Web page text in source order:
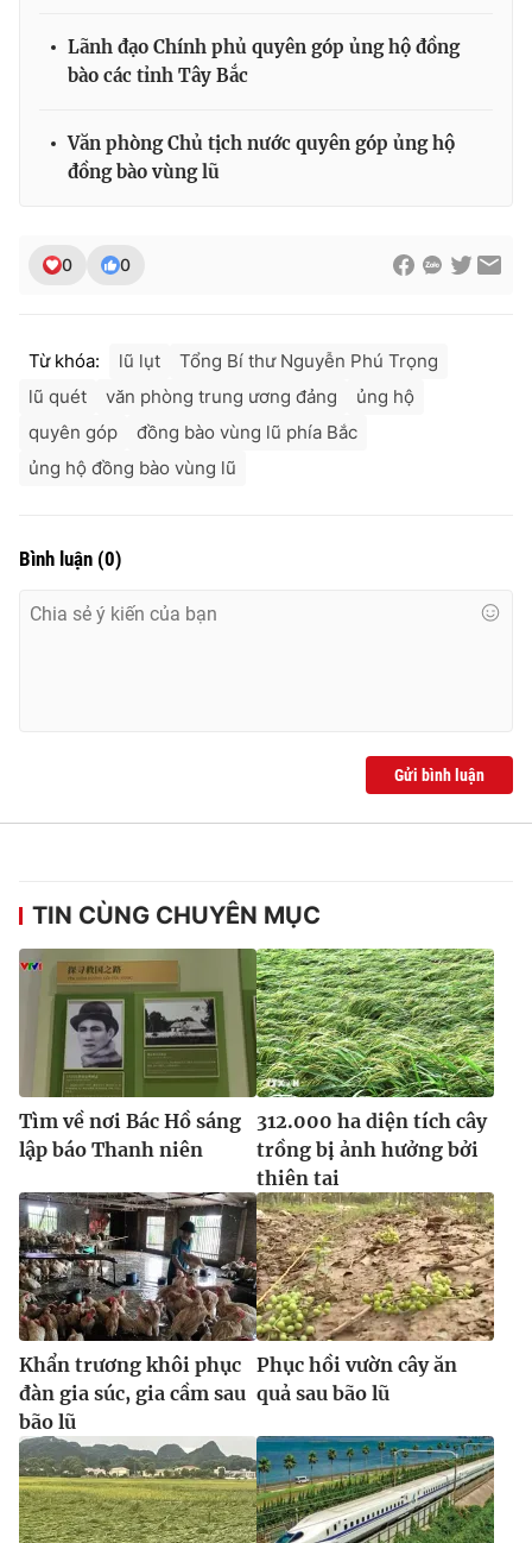
Giấy phép hoạt động báo in và báo điện tử số 483/GP-BTTTT
cấp ngày 29/12/2023
Tổng Biên tập:
Vũ Thanh Thủy
Phó Tổng Biên tập:
Nguyễn Trọng Ninh
Liên hệ quảng cáo:024-7300.7108
® Cấm sao chép dưới mọi hình thức nếu không có sự chấp
thuận bằng văn bản. Ghi rõ nguồn VTV.vn khi phát hành lại
thông tin từ website này.
Lãnh đạo Chính phủ quyên góp ủng hộ đồng
bào các tỉnh Tây Bắc
Văn phòng Chủ tịch nước quyên góp ủng hộ
đồng bào vùng lũ
0 0
Từ khóa: lũ lụt
Tổng Bí thư Nguyễn Phú Trọng
lũ quét
văn phòng trung ương đảng
ủng hộ
quyên góp
đồng bào vùng lũ phía Bắc
ủng hộ đồng bào vùng lũ
Bình luận (0)
Gửi bình luận
TIN CÙNG CHUYÊN MỤC
Tìm về nơi Bác Hồ sáng
lập báo Thanh niên
312.000 ha diện tích cây
trồng bị ảnh hưởng bởi
thiên tai
Khẩn trương khôi phục
đàn gia súc, gia cầm sau
bão lũ
Phục hồi vườn cây ăn
quả sau bão lũ